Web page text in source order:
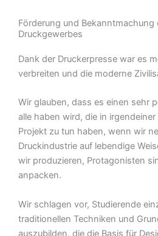
Förderung und Bekanntmachung
Druckgewerbes
Dank der Druckerpresse war es
verbreiten und die moderne
Wir glauben, dass es einen sehr
alle haben wird, die in
Projekt zu tun haben, wenn wir
Druckindustrie auf lebendige
wir produzieren, Protagonisten
anpacken.
Wir schlagen vor, Studierende
traditionellen Techniken und
auszubilden, die die Basis für